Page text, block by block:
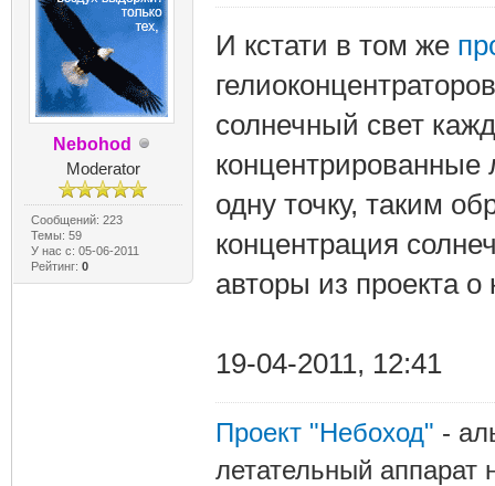
Nebohod
Moderator
Сообщений: 223
Темы: 59
У нас с: 05-06-2011
Рейтинг: 0
И кстати в том же
солнечный свет
одну точку, таким
концентрация
авторы из проекта о
19-04-2011, 12:41
Проект "Небоход" -
летательный аппарат